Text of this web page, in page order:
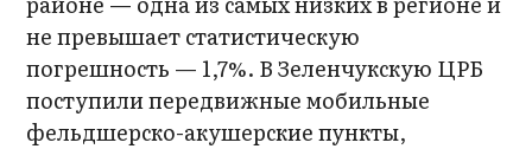
не превышает статистическую
погрешность — 1,7%. В Зеленчукскую ЦРБ
поступили передвижные мобильные
фельдшерско-акушерские пункты,